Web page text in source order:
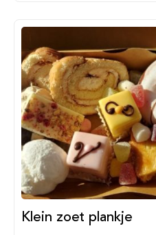
Klein zoet plankje